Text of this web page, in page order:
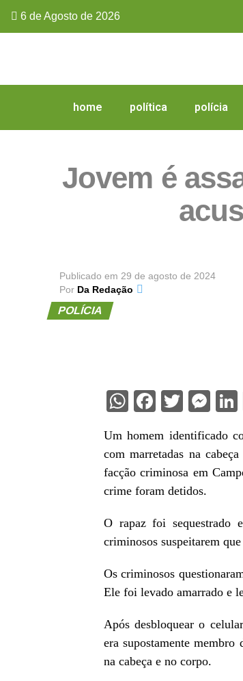
6 de Agosto de 2026
home política polícia
Jovem é
Publicado em 29 de agosto de 2024
Por Da Redação
POLÍCIA
WhatsApp
Facebook
Um homem identificado
com marretadas na
facção criminosa em
crime foram detidos.
O rapaz foi sequestrado
criminosos suspeitarem
Os criminosos
Ele foi levado amarrado e
Após desbloquear o
era supostamente
na cabeça e no corpo.